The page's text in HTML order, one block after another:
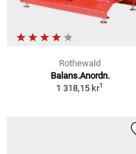
Rothewald
Balans.Anordn.
1 318,15 kr1